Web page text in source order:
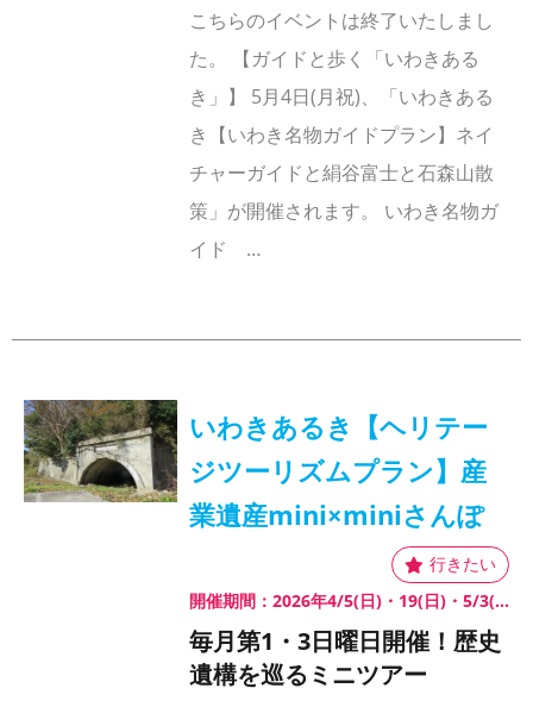
こちらのイベントは終了いたしまし
た。 【ガイドと歩く「いわきある
き」】 5月4日(月祝)、「いわきある
き【いわき名物ガイドプラン】ネイ
チャーガイドと絹谷富士と石森山散
策」が開催されます。 いわき名物ガ
イド …
いわきあるき【ヘリテー
ジツーリズムプラン】産
業遺産mini×miniさんぽ
開催期間：2026年4/5(日)・19(日)・5/3(日)・4(月)・5(火)・6(水)・17(日)・6/7(日)・21(日)
毎月第1・3日曜日開催！歴史
遺構を巡るミニツアー